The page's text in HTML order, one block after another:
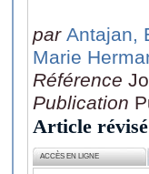
par Antajan,
Marie
Référence
Publication
Article
ACCÈS EN LIGNE